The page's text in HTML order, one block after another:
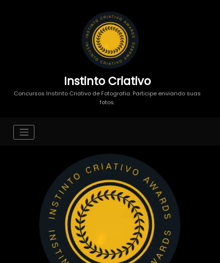
Instinto Criativo
Concursos Instinto Criativo de Fotografia. Participe enviando suas
fotos.